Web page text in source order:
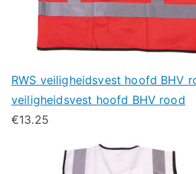
RWS veiligheidsvest hoofd BHV
veiligheidsvest hoofd BHV rood
€13.25